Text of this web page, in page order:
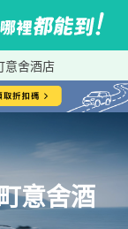
意舍酒店
意舍酒